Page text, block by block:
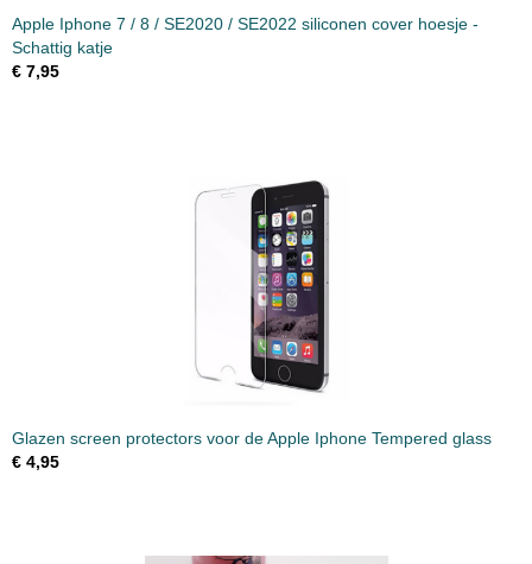
Apple Iphone 7 / 8 / SE2020 / SE2022 siliconen cover hoesje -
Schattig katje
€ 7,95
Glazen screen protectors voor de Apple Iphone Tempered glass
€ 4,95